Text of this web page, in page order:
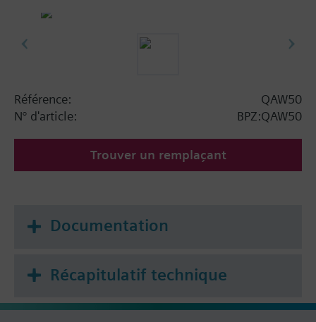
Information complémentaire
Pour régulateurs Sigmagyr® RVP Série 200, 300 et
Appareil d‘ambiance analogique Sigmagyr®
Référence:
QAW50
N° d'article:
BPZ:QAW50
Trouver un remplaçant
Documentation
Récapitulatif technique